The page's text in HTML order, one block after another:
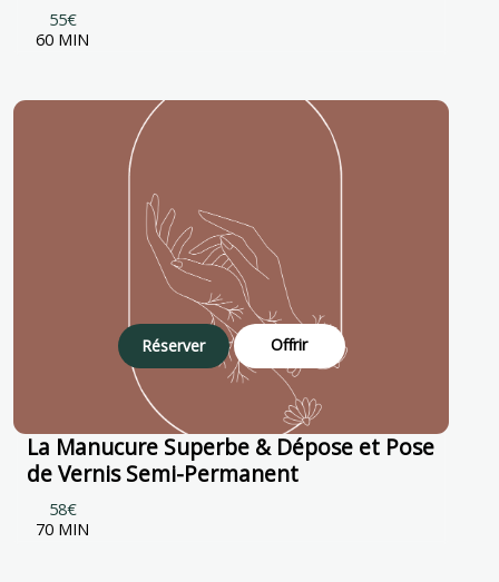
55€
60 MIN
Réserver Offrir
La Manucure Superbe & Dépose et Pose
de Vernis Semi-Permanent
58€
70 MIN